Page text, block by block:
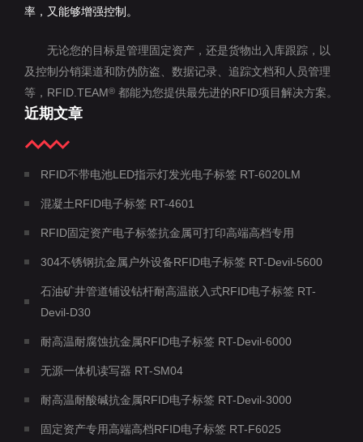
率，又能够增强控制。
无论您的目标是管理固定资产，还是货物出入库跟踪，以
及控制分销渠道和防伪防盗、数据记录、追踪文档和人员管理
等，RFID.TEAM® 都能为您提供最先进的RFID项目解决方案。
近期文章
RFID不带电池LED指示灯发光电子标签 RT-6020LM
混凝土RFID电子标签 RT-4601
RFID固定资产电子标签抗金属可打印高端高档专用
304不锈钢抗金属户外设备RFID电子标签 RT-Devil-5600
石油矿井管道铺设钻杆耐高温嵌入式RFID电子标签 RT-
Devil-D30
耐高温耐腐蚀抗金属RFID电子标签 RT-Devil-6000
无源一体机读写器 RT-SM04
耐高温耐酸碱抗金属RFID电子标签 RT-Devil-3000
固定资产专用高端高档RFID电子标签 RT-F6025